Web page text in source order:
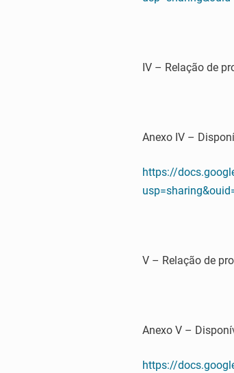
IV – Relação de
Anexo IV –
https://
V – Relação de
Anexo V –
https://